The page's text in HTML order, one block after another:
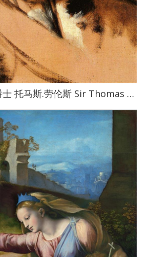
托马斯·劳伦斯爵士 托马斯.劳伦斯 Sir Thomas Lawrence作品集-113